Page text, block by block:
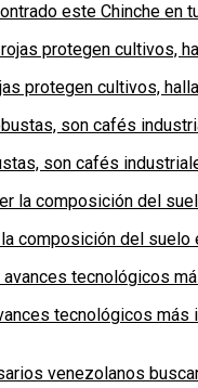
este Chinche en
protegen cultivos,
son cafés
la composición del
tecnológicos